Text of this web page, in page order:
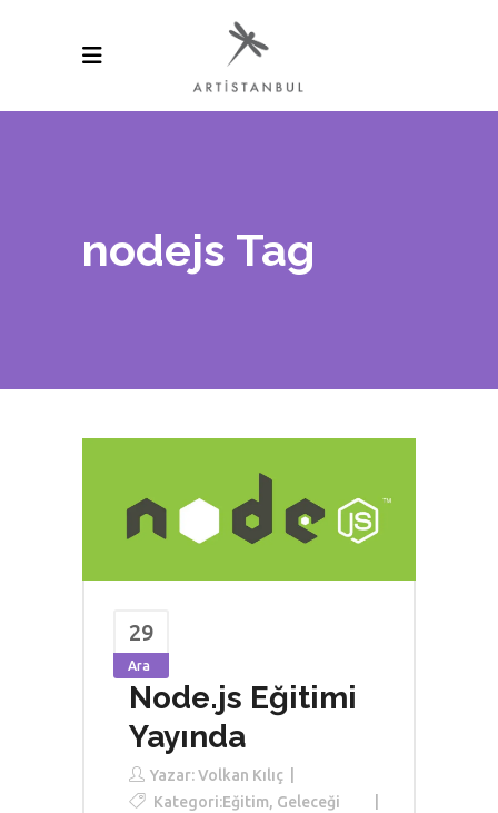
nodejs Tag
29
Ara
Node.js Eğitimi
Yayında
Yazar:Volkan Kılıç
Kategori:Eğitim, Geleceği